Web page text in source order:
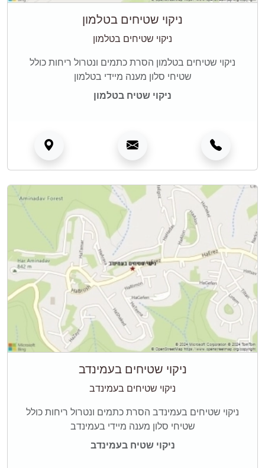
ניקוי שטיחים בטלמון
ניקוי שטיחים בטלמון
ניקוי שטיחים בטלמון הסרת כתמים ונטרול ריחות כולל
שטיחי סלון מענה מיידי בטלמון
ניקוי שטיח בטלמון
ניקוי שטיחים בעמינדב
ניקוי שטיחים בעמינדב
ניקוי שטיחים בעמינדב הסרת כתמים ונטרול ריחות כולל
שטיחי סלון מענה מיידי בעמינדב
ניקוי שטיח בעמינדב